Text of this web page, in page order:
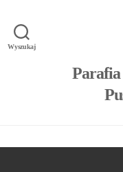
Wyszukaj
Parafia